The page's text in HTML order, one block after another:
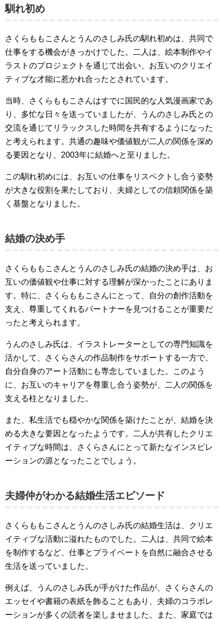
馴れ初め
さくらももこさんとうんのさしみ氏の馴れ初めは、共同で
仕事をする機会がきっかけでした。二人は、絵本制作やイ
ラストのプロジェクトを通じて出会い、お互いのクリエイ
ティブな才能に惹かれ合ったとされています。
当時、さくらももこさんはすでに国民的な人気漫画家であ
り、多忙な日々を送っていましたが、うんのさしみ氏との
交流を通じてリラックスした時間を共有するようになった
と考えられます。共通の趣味や価値観が二人の関係を深め
る要因となり、2003年に結婚へと至りました。
この馴れ初めには、お互いの仕事をリスペクトし合う姿勢
が大きな役割を果たしており、夫婦としての信頼関係を築
く基盤となりました。
結婚の決め手
さくらももこさんとうんのさしみ氏の結婚の決め手は、お
互いの価値観や仕事に対する理解が深かったことにありま
す。特に、さくらももこさんにとって、自分の創作活動を
支え、尊重してくれるパートナーを見つけることが重要だ
ったと考えられます。
うんのさしみ氏は、イラストレーターとしての専門知識を
活かして、さくらさんの作品制作をサポートする一方で、
自分自身のアート活動にも専念していました。このよう
に、お互いのキャリアを尊重し合う姿勢が、二人の関係を
支える柱となりました。
また、私生活でも穏やかな関係を築けたことが、結婚を決
める大きな要因となったようです。二人が共有したクリエ
イティブな時間は、さくらさんにとって新たなインスピレ
ーションの源となったことでしょう。
夫婦仲がわかる結婚生活エピソード
さくらももこさんとうんのさしみ氏の結婚生活は、クリエ
イティブな活動に溢れたものでした。二人は、共同で絵本
を制作するなど、仕事とプライベートを自然に融合させる
生活を送っていました。
例えば、うんのさしみ氏が手がけた作品が、さくらさんの
エッセイや書籍の表紙を飾ることもあり、夫婦のコラボレ
ーションが多くの読者を楽しませました。また、家庭では